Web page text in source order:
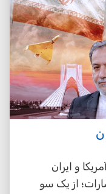
و ایران
از یک سو